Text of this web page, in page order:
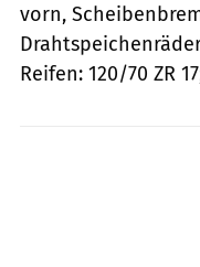
vorn,
Reifen: 120/70 ZR